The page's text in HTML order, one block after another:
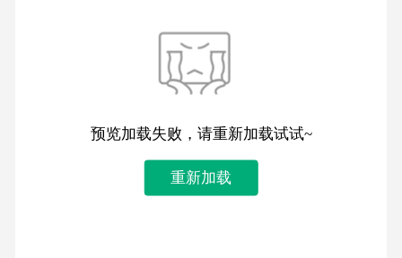
预览加载失败，请重新加载试试~
重新加载